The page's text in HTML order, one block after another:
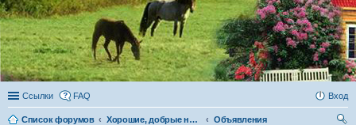
Ссылки FAQ Вход
Список форумов Хорошие, добрые новости и их распространение в обществе
Объявления